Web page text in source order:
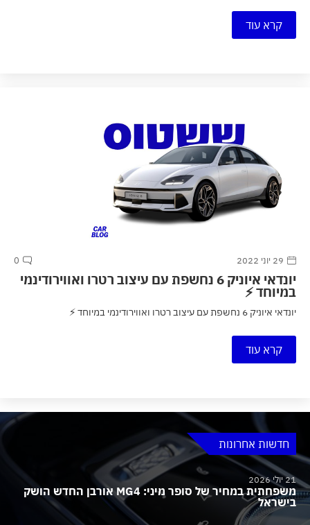
קרא עוד
29 יוני 2022 0
יונדאי איוניק 6 נחשפת עם עיצוב רטרו ואווירודינמי
במיוחד ⚡
יונדאי איוניק 6 נחשפת עם עיצוב רטרו ואווירודינמי במיוחד ⚡
קרא עוד
חדשות אחרונות
21 יולי 2026
משפחתית במחיר של סופר מיני: MG4 אורבן החדש הושק
בישראל